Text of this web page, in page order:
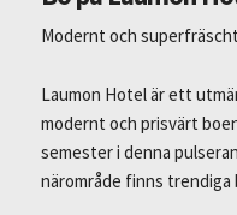
Modernt och
Laumon Hotel är ett
modernt och prisvärt
semester i denna
närområde finns trendiga